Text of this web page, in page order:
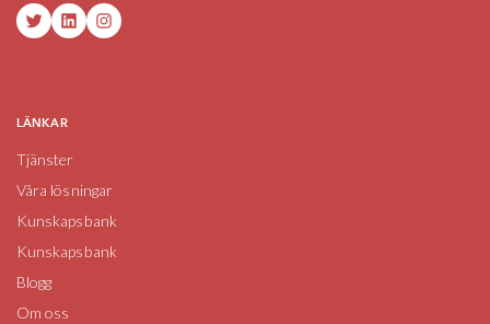
TwitterLinkedInInstagram
LÄNKAR
Tjänster
Våra lösningar
Kunskapsbank
Kunskapsbank
Blogg
Om oss